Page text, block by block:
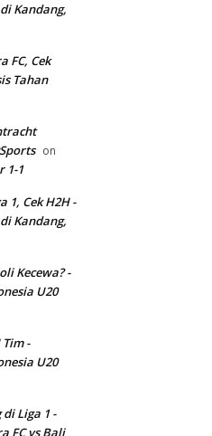
Kandang,
FC, Cek
Tahan
on
1-1
1, Cek H2H -
Kandang,
Kecewa? -
U20
-
U20
di Liga 1 -
FC vs Bali